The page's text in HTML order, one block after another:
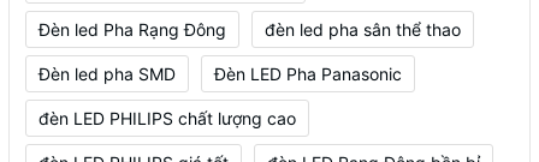
Đèn led Pha Rạng Đông đèn led pha sân thể thao
Đèn led pha SMD Đèn LED Pha Panasonic
đèn LED PHILIPS chất lượng cao